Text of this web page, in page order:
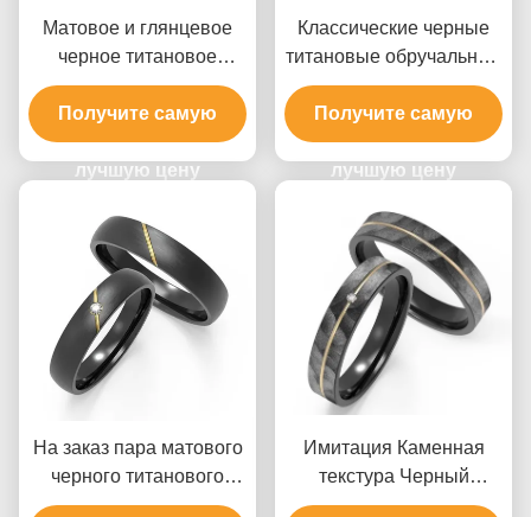
Матовое и глянцевое
черное титановое
кольцо, свадебное
кольцо с волнистой
золотой вставкой из
циркония, символы по
заказу
Получите самую
лучшую цену
Классические черные
титановые обручальные
кольца с золотом
Получите самую
лучшую цену
На заказ пара матового
черного титанового
кольца с диагональным
Имитация Каменная
текстура Черный
титановый ювелирные